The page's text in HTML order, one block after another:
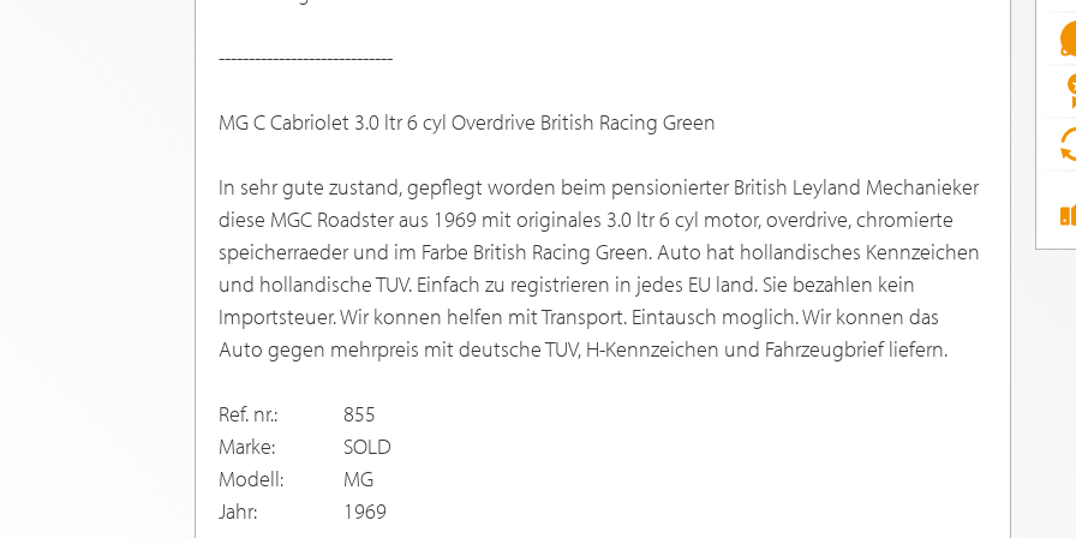
-----------------------------
MG C Cabriolet 3.0 ltr 6 cyl Overdrive British Racing Green
In sehr gute zustand, gepflegt worden beim pensionierter British Leyland Mechanieker
diese MGC Roadster aus 1969 mit originales 3.0 ltr 6 cyl motor, overdrive, chromierte
speicherraeder und im Farbe British Racing Green. Auto hat hollandisches Kennzeichen
und hollandische TUV. Einfach zu registrieren in jedes EU land. Sie bezahlen kein
Importsteuer. Wir konnen helfen mit Transport. Eintausch moglich. Wir konnen das
Auto gegen mehrpreis mit deutsche TUV, H-Kennzeichen und Fahrzeugbrief liefern.
Ref. nr.:
855
Marke:
SOLD
Modell:
MG
Jahr:
1969